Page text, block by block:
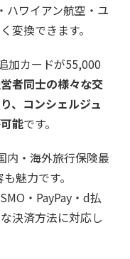
ハワイアン航空・ユ
変換できます。
加カードが55,000
者同士の様々な交
、コンシェルジュ
能です。
内・海外旅行保険最
魅力です。
・PayPay・d払
決済方法に対応し